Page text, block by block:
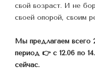
свой возраст. И не
своей опорой, своим
Мы предлагаем всего
период 👉 с 12.06 по
сейчас.